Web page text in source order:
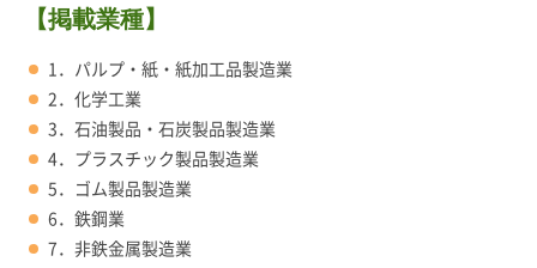
【掲載業種】
1．パルプ・紙・紙加工品製造業
2．化学工業
3．石油製品・石炭製品製造業
4．プラスチック製品製造業
5．ゴム製品製造業
6．鉄鋼業
7．非鉄金属製造業